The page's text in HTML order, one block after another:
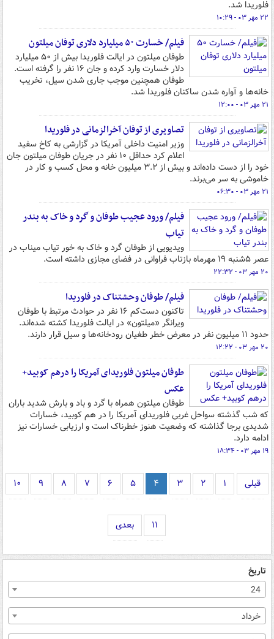
فلوریدا شد.
۲۲ مهر ۰۳ - ۱۰:۲۹
فیلم/ خسارت ۵۰ میلیارد دلاری توفان میلتون
طوفان میلتون در ایالت فلوریدا بیش از ۵۰ میلیارد
دلار خسارت وارد کرده و جان ۱۶ نفر را گرفته است.
طوفان همچنین موجب جاری شدن سیل، تخریب
خانه‌ها و آواره شدن ساکنان فلوریدا شد.
۲۱ مهر ۰۳ - ۱۲:۰۰
تصاویری از توفان آخرالزمانی در فلوریدا
وزیر امنیت داخلی آمریکا در گزارشی به کاخ سفید
اعلام کرد حداقل ۱۰ نفر در جریان طوفان میلتون جان
خود را از دست داده‌اند و بیش از ۳.۲ میلیون خانه و محل کسب و کار در
خاموشی به سر می‌برند.
۲۱ مهر ۰۳ - ۰۶:۳۰
فیلم/ ورود عجیب طوفان و گرد و خاک به بندر
تیاب
ویدیویی از طوفان گرد و خاک به خور تیاب میناب در
عصر ۵شنبه ۱۹ مهرماه بازتاب فراوانی در فضای مجازی داشته است.
۲۰ مهر ۰۳ - ۲۲:۳۲
فیلم/ طوفان وحشتناک در فلوریدا
تاکنون دست‌کم ۱۶ نفر در حوادث مرتبط با طوفان
ویرانگر «میلتون» در ایالت فلوریدا کشته شده‌اند.
حدود ۱۱ میلیون نفر در معرض خطر طغیان رودخانه‌ها و سیل قرار دارند.
۲۰ مهر ۰۳ - ۱۲:۲۲
طوفان میلتون فلوریدای آمریکا را درهم کوبید+
عکس
طوفان میلتون همراه با گرد و باد و بارش شدید باران
که شب گذشته سواحل غربی فلوریدای آمریکا را در هم کوبید، خسارات
شدیدی برجا گذاشته که وضعیت هنوز خطرناک است و ارزیابی خسارات نیز
ادامه دارد.
۱۹ مهر ۰۳ - ۱۸:۳۴
قبلی ۱ ۲ ۳ ۴ ۵ ۶ ۷ ۸ ۹ ۱۰
۱۱ بعدی
تاریخ
24
خرداد